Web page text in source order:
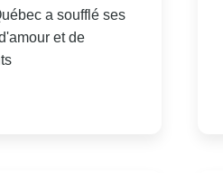
a soufflé ses
et de